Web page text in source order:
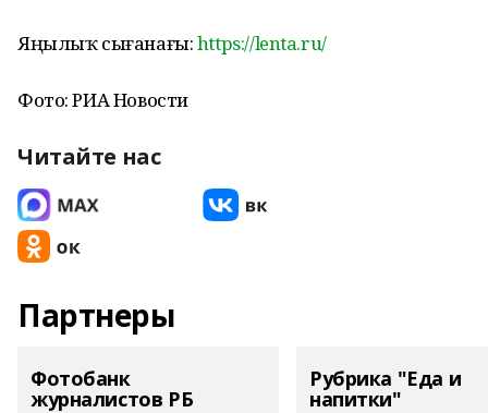
Яңылыҡ сығанағы:https://lenta.ru/
Фото: РИА Новости
Читайте нас
Партнеры
Фотобанк
журналистов РБ
Рубрика "Еда и
напитки"